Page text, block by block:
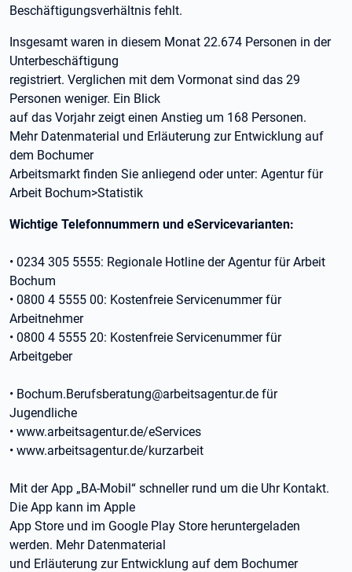
Beschäftigungsverhältnis fehlt.
Insgesamt waren in diesem Monat 22.674 Personen in der
Unterbeschäftigung
registriert. Verglichen mit dem Vormonat sind das 29
Personen weniger. Ein Blick
auf das Vorjahr zeigt einen Anstieg um 168 Personen.
Mehr Datenmaterial und Erläuterung zur Entwicklung auf
dem Bochumer
Arbeitsmarkt finden Sie anliegend oder unter: Agentur für
Arbeit Bochum>Statistik
Wichtige Telefonnummern und eServicevarianten:
• 0234 305 5555: Regionale Hotline der Agentur für Arbeit
Bochum
• 0800 4 5555 00: Kostenfreie Servicenummer für
Arbeitnehmer
• 0800 4 5555 20: Kostenfreie Servicenummer für
Arbeitgeber
• Bochum.Berufsberatung@arbeitsagentur.de für
Jugendliche
• www.arbeitsagentur.de/eServices
• www.arbeitsagentur.de/kurzarbeit
Mit der App „BA-Mobil“ schneller rund um die Uhr Kontakt.
Die App kann im Apple
App Store und im Google Play Store heruntergeladen
werden. Mehr Datenmaterial
und Erläuterung zur Entwicklung auf dem Bochumer